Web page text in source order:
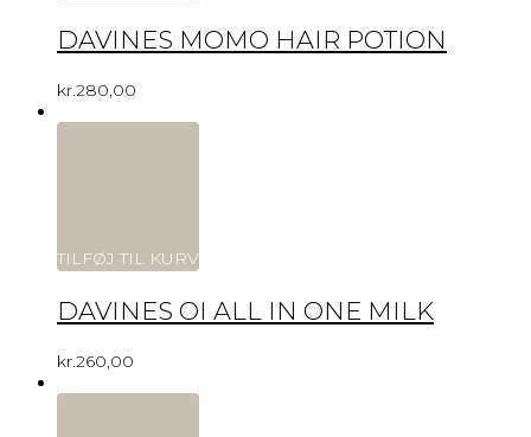
DAVINES MOMO HAIR POTION
kr.280,00
TILFØJ TIL KURV
DAVINES OI ALL IN ONE MILK
kr.260,00